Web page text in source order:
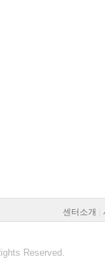
센터소개
Reserved.